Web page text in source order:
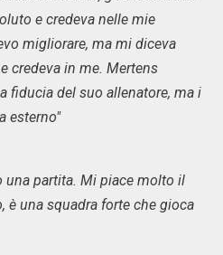
e credeva nelle mie
migliorare, ma mi diceva
credeva in me. Mertens
fiducia del suo allenatore, ma i
esterno"
una partita. Mi piace molto il
è una squadra forte che gioca